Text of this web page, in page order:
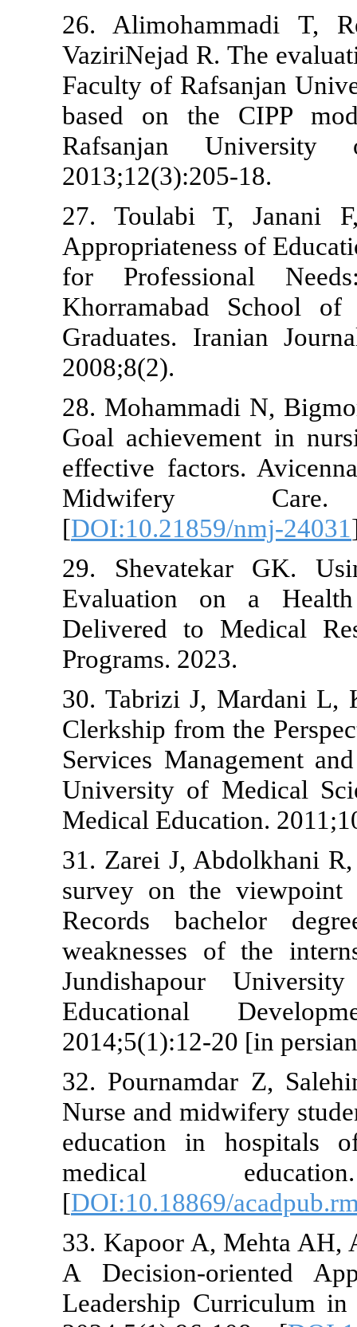
26.
VaziriNejad
Faculty of
based on
Rafsanjan
27.
for
Graduates.
28.
Goal
effective
[
29.
Evaluation
Delivered to
Programs.
30. Tabrizi
Clerkship
Services
University of
Medical
31. Zarei J,
survey on
Records
32.
Nurse and
education in
medical
[
33. Kapoor
A Decision-
Leadership